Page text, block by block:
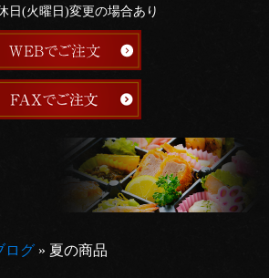
日(火曜日)変更の場合あり
ログ » 夏の商品